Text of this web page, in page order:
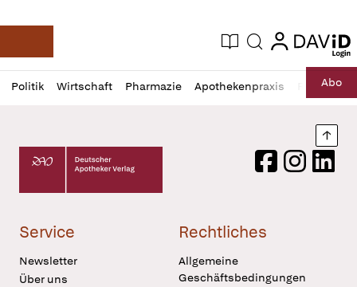
Deutsche Apotheker Zeitung
Aktuelle Ausgabe
Suche login
login
Politik Wirtschaft Pharmazie Apothekenpraxis RechtAbo
Profil
öffnen
Daz
Pur
Deutscher Apotheker Verlag Logo
FacebookInstagram
Service
Newsletter
Über uns
Rechtliches
Allgemeine
Geschäftsbedingungen